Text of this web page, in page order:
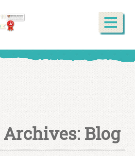
Archives: Blog